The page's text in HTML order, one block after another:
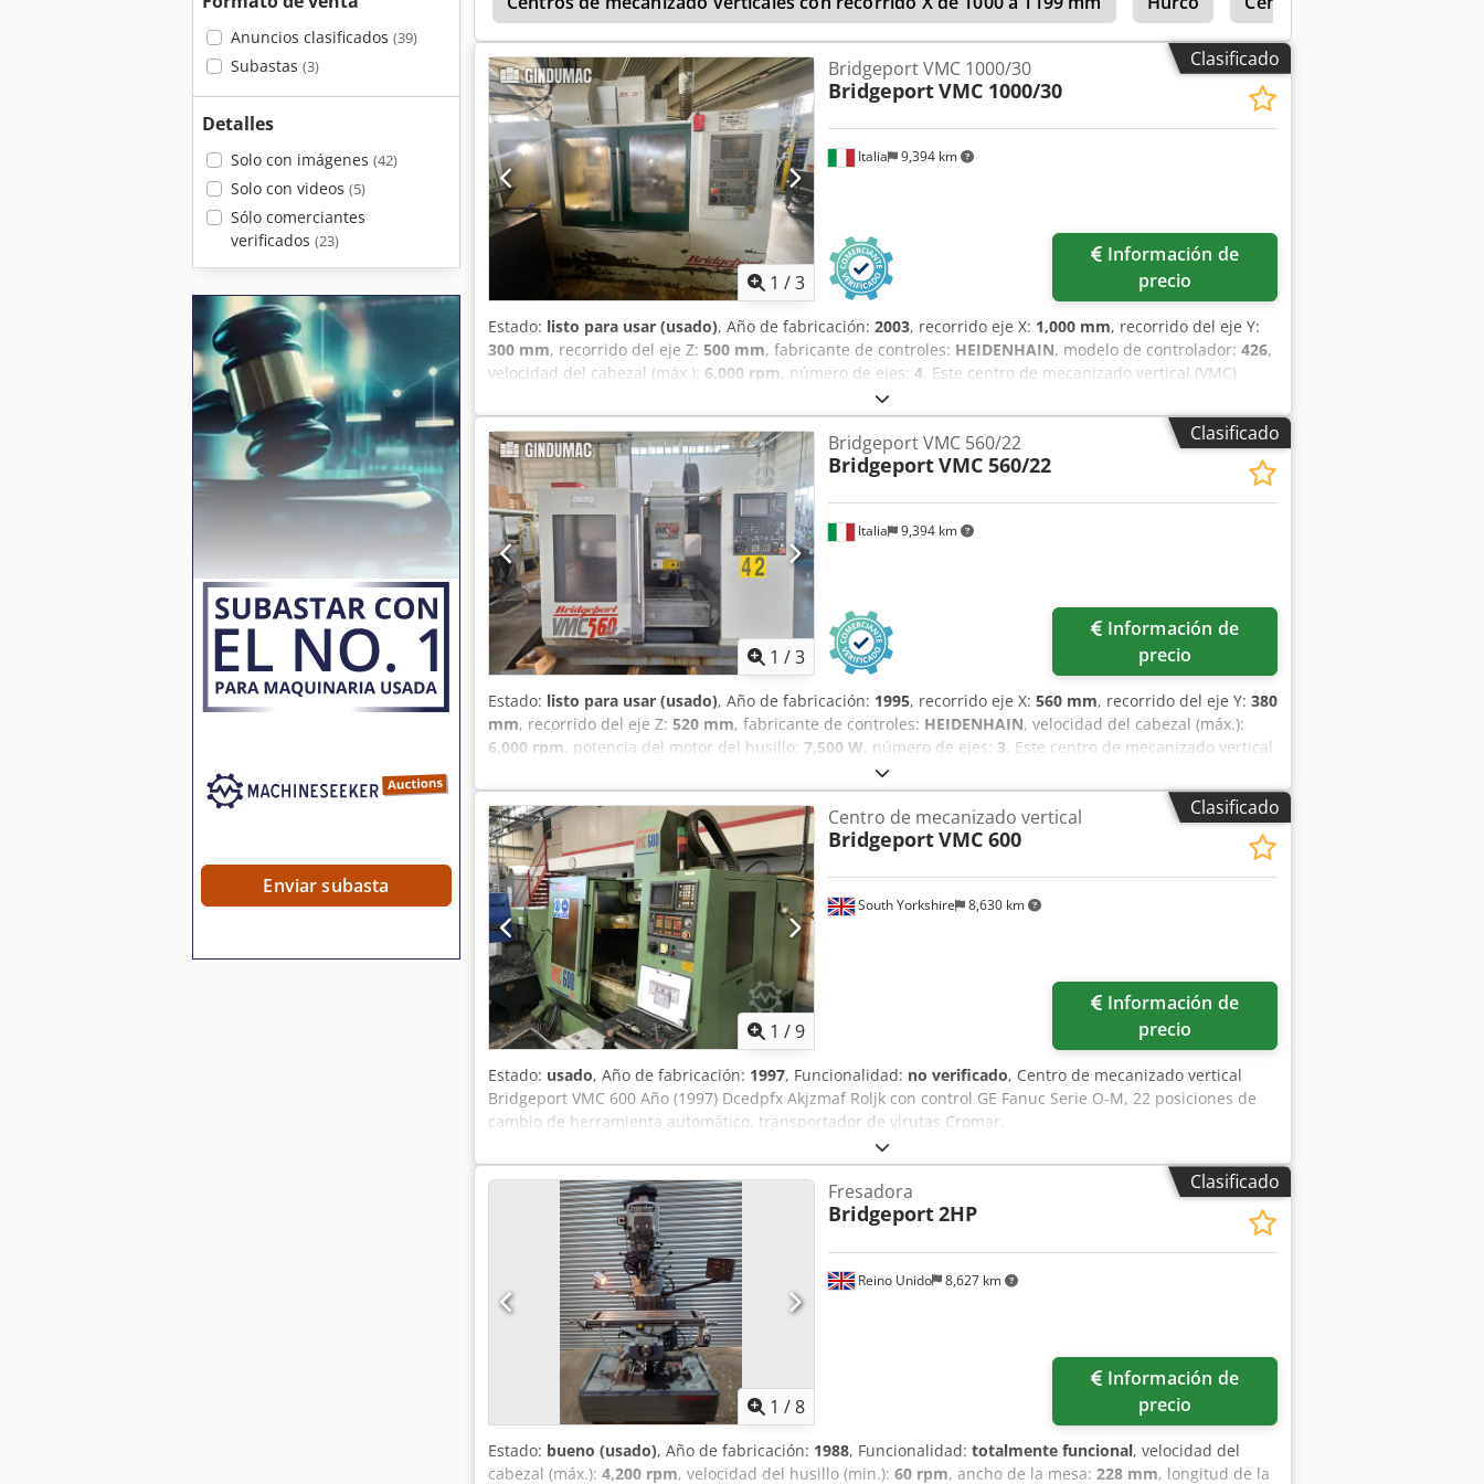
Anuncios clasificados (39)
Subastas (3)
Detalles
Solo con imágenes (42)
Solo con videos (5)
Sólo comerciantes
verificados (23)
Enviar subasta
22 unidades). Dcodpfx Akszi Spyslsk - Refrigeración interna mediante el eje. - Documentación original de
Bridgeport y Heidenhain. Peso y dimensiones: aprox. 4.100 kg aprox. 2830x2340x2690 mm (largo x ancho x
alto)
Clasificado
1 /3
Italia 9,394 km
Bridgeport VMC 1000/30
BridgeportVMC 1000/30
precio
Estado: listo para usar (usado), Año de fabricación: 2003, recorrido eje X: 1,000 mm, recorrido del eje Y:
300 mm, recorrido del eje Z: 500 mm, fabricante de controles: HEIDENHAIN, modelo de controlador: 426,
velocidad del cabezal (máx.): 6,000 rpm, número de ejes: 4, Este centro de mecanizado vertical (VMC)
Bridgeport 1000/30 de 4 ejes se fabricó en 2003. Cuenta con un recorrido del eje X de 1000 mm, del eje Y
de 300 mm y del eje Z de 500 mm. La máquina está equipada con un almacén de 30 herramientas y un
portahusillo BT40, lo que garantiza un funcionamiento eficiente. Si busca capacidades de mecanizado de
alta calidad, considere el centro de mecanizado vertical Bridgeport VMC 1000/30 que tenemos a la venta.
Póngase en contacto con nosotros para obtener más detalles. • Conicidad de la herramienta: BT40 •
Número de ranuras para herramientas: 30 • Transportador de virutas: equipado con transportador de
virutas Dedpfxjzkh I Us Akljck
Clasificado
1 /3
Italia 9,394 km
Bridgeport VMC 560/22
BridgeportVMC 560/22
precio
Estado: listo para usar (usado), Año de fabricación: 1995, recorrido eje X: 560 mm, recorrido del eje Y: 380
mm, recorrido del eje Z: 520 mm, fabricante de controles: HEIDENHAIN, velocidad del cabezal (máx.):
6,000 rpm, potencia del motor del husillo: 7,500 W, número de ejes: 3, Este centro de mecanizado vertical
(VMC) Bridgeport 560/22 de 3 ejes se fabricó en 1995. Cuenta con un recorrido del eje X de 560 mm, del
eje Y de 380 mm y del eje Z de 520 mm. La máquina cuenta con una velocidad de husillo de 6.000 rpm y
un almacén de herramientas con 22 posiciones. Si busca capacidades de mecanizado de alta calidad,
considere el centro de mecanizado vertical Bridgeport VMC 560/22 que tenemos a la venta. Póngase en
contacto con nosotros para obtener más detalles. Conicidad de la herramienta: BT40Desplazamiento
rápido: X/Y: 20 m/min; Z: 16 m/min • Longitud exterior: aprox. 840 mm • Ancho exterior: 360 mm • Carga de
la mesa: 500 kg Djdozizi Aepfx Aklock • Número de ranuras para herramientas: 22 • Conicidad de la
herramienta: BT40 • Longitud máxima de la herramienta: 250 mm • Diámetro máximo de la herramienta
(con el compartimento adyacente vacío): 130 mm • Peso máximo de la herramienta: 6 kg
Clasificado
1 /9
South Yorkshire 8,630 km
Centro de mecanizado vertical
BridgeportVMC 600
precio
Estado: usado, Año de fabricación: 1997, Funcionalidad: no verificado, Centro de mecanizado vertical
Bridgeport VMC 600 Año (1997) Dcedpfx Akjzmaf Roljk con control GE Fanuc Serie O-M, 22 posiciones de
cambio de herramienta automático, transportador de virutas Cromar.
Clasificado
1 /8
Reino Unido 8,627 km
Fresadora
Bridgeport2HP
precio
Estado: bueno (usado), Año de fabricación: 1988, Funcionalidad: totalmente funcional, velocidad del
cabezal (máx.): 4,200 rpm, velocidad del husillo (min.): 60 rpm, ancho de la mesa: 228 mm, longitud de la